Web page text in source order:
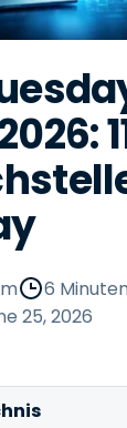
6
25, 2026